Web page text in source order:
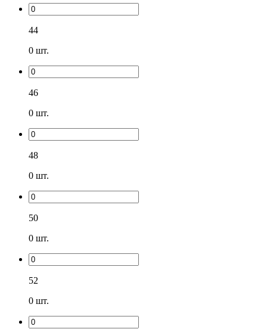
44
0 шт.
46
0 шт.
48
0 шт.
50
0 шт.
52
0 шт.